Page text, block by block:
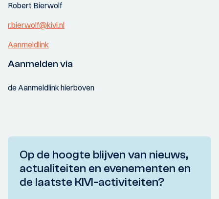
Robert Bierwolf
r.bierwolf@kivi.nl
Aanmeldlink
Aanmelden via
de Aanmeldlink hierboven
Op de hoogte blijven van nieuws,
actualiteiten en evenementen en
de laatste KIVI-activiteiten?